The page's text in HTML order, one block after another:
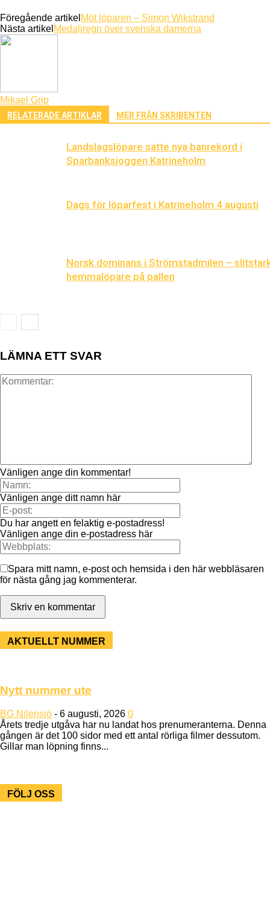
Föregående artikel Möt löparen – Simon Wikstrand
Nästa artikel Medaljregn över svenska damerna
Mikael Grip
RELATERADE ARTIKLAR MER FRÅN SKRIBENTEN
Landslagslöpare satte nya banrekord i
Sparbanksjoggen Katrineholm
Dags för löparfest i Katrineholm 4 augusti
Norsk dominans i Strömstadmilen –
hemmalöpare på pallen
LÄMNA ETT SVAR
Vänligen ange din kommentar!
Vänligen ange ditt namn här
Du har angett en felaktig e-postadress!
Vänligen ange din e-postadress här
Spara mitt namn, e-post och hemsida i den här webbläsaren
för nästa gång jag kommenterar.
AKTUELLT NUMMER
Nytt nummer ute
BG Nilensjö - 6 augusti, 2026 0
Årets tredje utgåva har nu landat hos prenumeranterna. Denna
gången är det 100 sidor med ett antal rörliga filmer dessutom.
Gillar man löpning finns...
FÖLJ OSS